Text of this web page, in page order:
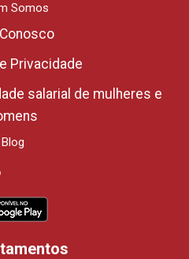
Somos
Privacidade
salarial de mulheres e
Blog